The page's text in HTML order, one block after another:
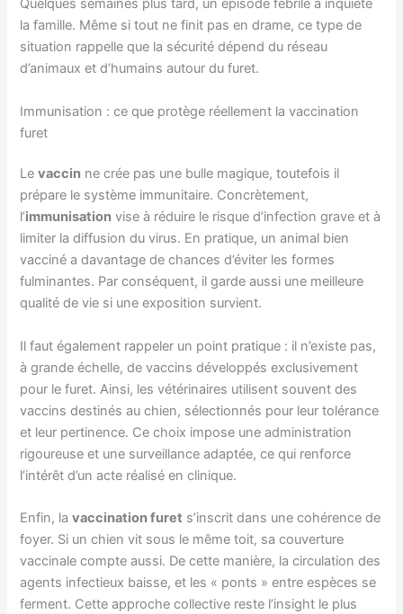
Quelques semaines plus tard, un épisode fébrile a inquiété
la famille. Même si tout ne finit pas en drame, ce type de
situation rappelle que la sécurité dépend du réseau
d’animaux et d’humains autour du furet.
Immunisation : ce que protège réellement la vaccination
furet
Levaccin ne crée pas une bulle magique, toutefois il
prépare le système immunitaire. Concrètement,
l’immunisation vise à réduire le risque d’infection grave et à
limiter la diffusion du virus. En pratique, un animal bien
vacciné a davantage de chances d’éviter les formes
fulminantes. Par conséquent, il garde aussi une meilleure
qualité de vie si une exposition survient.
Il faut également rappeler un point pratique : il n’existe pas,
à grande échelle, de vaccins développés exclusivement
pour le furet. Ainsi, les vétérinaires utilisent souvent des
vaccins destinés au chien, sélectionnés pour leur tolérance
et leur pertinence. Ce choix impose une administration
rigoureuse et une surveillance adaptée, ce qui renforce
l’intérêt d’un acte réalisé en clinique.
Enfin, lavaccination furet s’inscrit dans une cohérence de
foyer. Si un chien vit sous le même toit, sa couverture
vaccinale compte aussi. De cette manière, la circulation des
agents infectieux baisse, et les « ponts » entre espèces se
ferment. Cette approche collective reste l’insight le plus